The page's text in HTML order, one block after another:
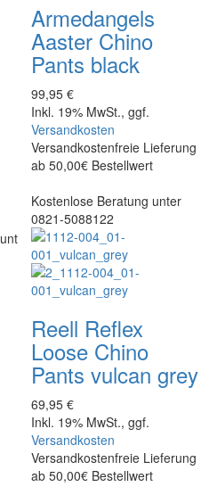
Armedangels
Aaster Chino
Pants black
99,95 €
Inkl. 19% MwSt., ggf.
Versandkosten
Versandkostenfreie Lieferung
ab 50,00€ Bestellwert
Kostenlose Beratung unter
0821-5088122
Reell Reflex
Loose Chino
Pants vulcan grey
69,95 €
Inkl. 19% MwSt., ggf.
Versandkosten
Versandkostenfreie Lieferung
ab 50,00€ Bestellwert